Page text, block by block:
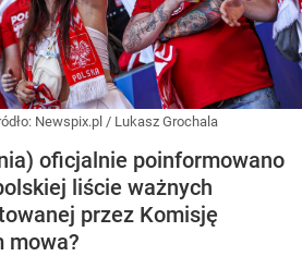
Newspix.pl / Lukasz Grochala
oficjalnie poinformowano
liście ważnych
przez Komisję
mowa?